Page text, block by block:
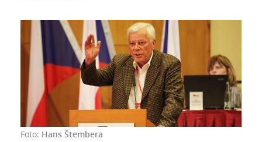
Foto: Hans Štembera